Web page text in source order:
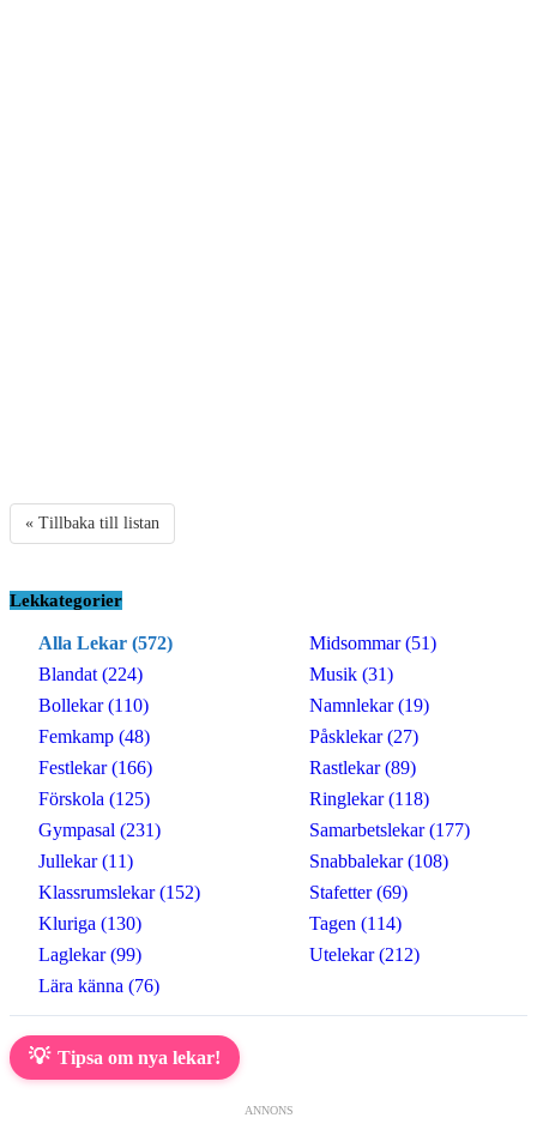
« Tillbaka till listan
Lekkategorier
Alla Lekar (572)
Blandat (224)
Bollekar (110)
Femkamp (48)
Festlekar (166)
Förskola (125)
Gympasal (231)
Jullekar (11)
Klassrumslekar (152)
Kluriga (130)
Laglekar (99)
Lära känna (76)
Midsommar (51)
Musik (31)
Namnlekar (19)
Påsklekar (27)
Rastlekar (89)
Ringlekar (118)
Samarbetslekar (177)
Snabbalekar (108)
Stafetter (69)
Tagen (114)
Utelekar (212)
💡 Tipsa om nya lekar!
ANNONS